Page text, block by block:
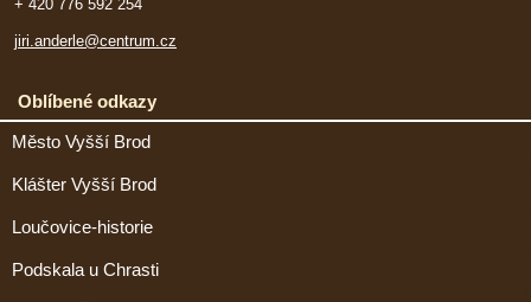
+ 420 776 592 254
jiri.anderle@centrum.cz
Oblíbené odkazy
Město Vyšší Brod
Klášter Vyšší Brod
Loučovice-historie
Podskala u Chrasti